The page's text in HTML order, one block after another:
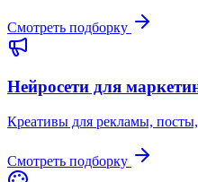
Смотреть подборку
Нейросети для
Креативы для рекламы, посты,
Смотреть подборку